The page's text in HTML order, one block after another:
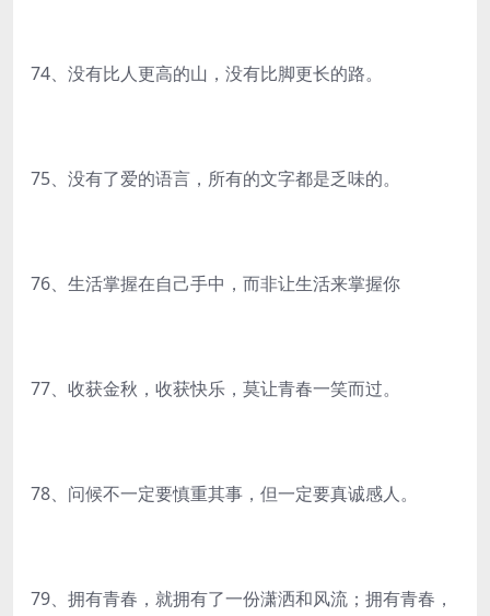
74、没有比人更高的山，没有比脚更长的路。
75、没有了爱的语言，所有的文字都是乏味的。
76、生活掌握在自己手中，而非让生活来掌握你
77、收获金秋，收获快乐，莫让青春一笑而过。
78、问候不一定要慎重其事，但一定要真诚感人。
79、拥有青春，就拥有了一份潇洒和风流；拥有青春，